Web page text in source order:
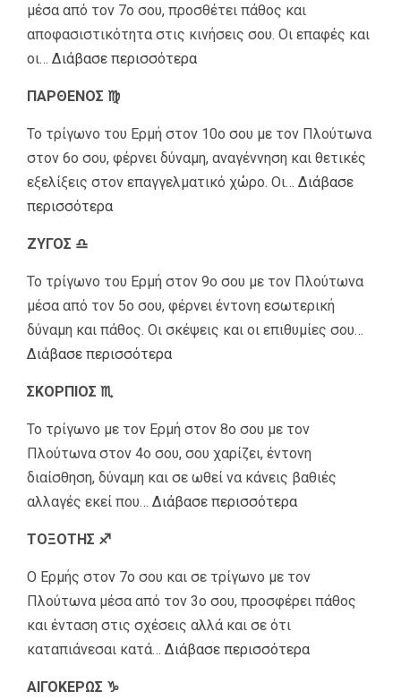
μέσα από τον 7ο σου, προσθέτει πάθος και
αποφασιστικότητα στις κινήσεις σου. Οι επαφές και
οι… Διάβασε περισσότερα
ΠΑΡΘΕΝΟΣ ♍
Το τρίγωνο του Ερμή στον 10ο σου με τον Πλούτωνα
στον 6ο σου, φέρνει δύναμη, αναγέννηση και θετικές
εξελίξεις στον επαγγελματικό χώρο. Οι… Διάβασε
περισσότερα
ΖΥΓΟΣ ♎
Το τρίγωνο του Ερμή στον 9ο σου με τον Πλούτωνα
μέσα από τον 5ο σου, φέρνει έντονη εσωτερική
δύναμη και πάθος. Οι σκέψεις και οι επιθυμίες σου…
Διάβασε περισσότερα
ΣΚΟΡΠΙΟΣ ♏
Το τρίγωνο με τον Ερμή στον 8ο σου με τον
Πλούτωνα στον 4ο σου, σου χαρίζει, έντονη
διαίσθηση, δύναμη και σε ωθεί να κάνεις βαθιές
αλλαγές εκεί που… Διάβασε περισσότερα
ΤΟΞΟΤΗΣ ♐
Ο Ερμής στον 7ο σου και σε τρίγωνο με τον
Πλούτωνα μέσα από τον 3ο σου, προσφέρει πάθος
και ένταση στις σχέσεις αλλά και σε ότι
καταπιάνεσαι κατά… Διάβασε περισσότερα
ΑΙΓΟΚΕΡΩΣ ♑